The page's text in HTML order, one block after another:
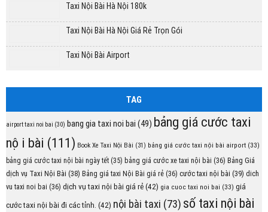
Taxi Nội Bài Hà Nội 180k
Taxi Nội Bài Hà Nội Giá Rẻ Trọn Gói
Taxi Nội Bài Airport
TAG
airport taxi noi bai (30) bang gia taxi noi bai (49) bảng giá cước taxi
nội bài (111) Book Xe Taxi Nội Bài (31) bảng giá cước taxi nội bài airport (33)
bảng giá cước taxi nội bài ngày tết (35) bảng giá cước xe taxi nội bài (36) Bảng Giá
dịch vụ Taxi Nội Bài (38) Bảng giá taxi Nội Bài giá rẻ (36) cước taxi nội bài (39) dich
vu taxi noi bai (36) dịch vụ taxi nội bài giá rẻ(42) gia cuoc taxi noi bai (33) giá
cước taxi nội bài đi các tỉnh. (42) nội bài taxi (73) số taxi nội bài